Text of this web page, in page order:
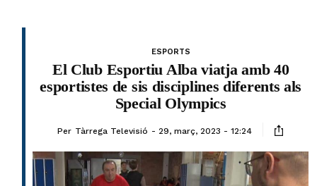
ESPORTS
El Club Esportiu Alba viatja amb 40
esportistes de sis disciplines diferents als
Special Olympics
Per Tàrrega Televisió 29, març, 2023 - 12:24